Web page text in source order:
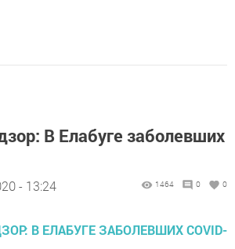
В Елабуге заболевших
- 13:24 1464 0 0